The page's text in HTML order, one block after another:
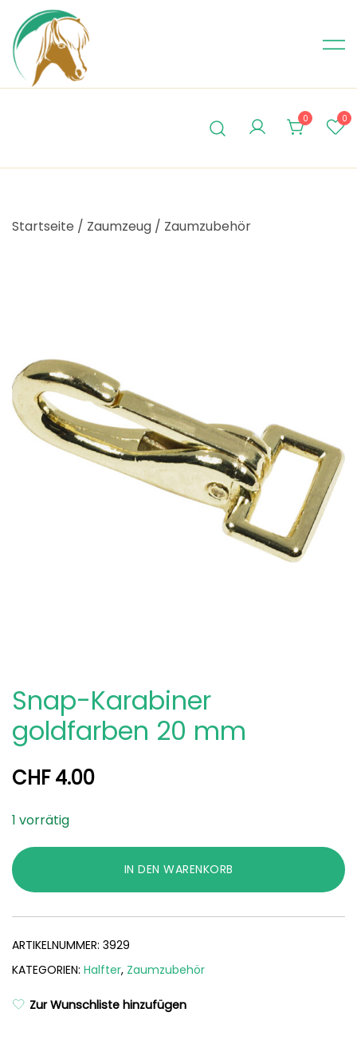
content
0 0
Startseite / Zaumzeug / Zaumzubehör
Snap-Karabiner
goldfarben 20 mm
CHF4.00
1 vorrätig
IN DEN WARENKORB
ARTIKELNUMMER: 3929
KATEGORIEN: Halfter, Zaumzubehör
Zur Wunschliste hinzufügen